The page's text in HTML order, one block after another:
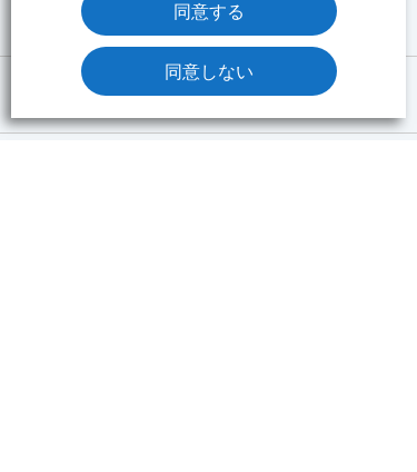
内覧会
よくあるご質問
同意する
同意しない